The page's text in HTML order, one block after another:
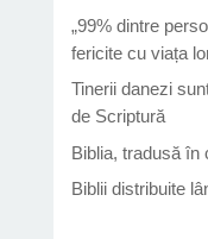
„99% dintre
fericite cu viața
Tinerii danezi
de Scriptură
Biblia, tradusă în
Biblii distribuite